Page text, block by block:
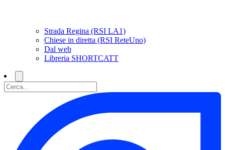
Strada Regina (RSI LA1)
Chiese in diretta (RSI ReteUno)
Dal web
Libreria SHORTCATT